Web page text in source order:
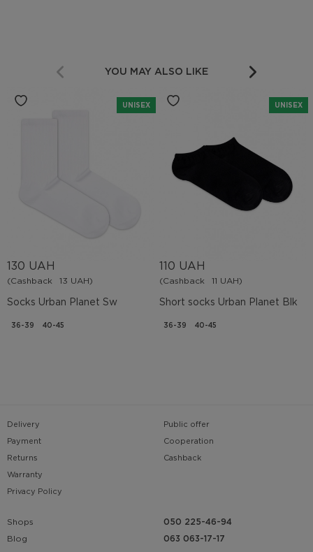
YOU MAY ALSO LIKE
UNISEX
Socks Urban Planet Sw
130 UAH
(Cashback 13 UAH)
36-39 40-45
UNISEX
Short socks Urban Planet Blk
110 UAH
(Cashback 11 UAH)
36-39 40-45
Delivery
Payment
Returns
Warranty
Privacy Policy
Public offer
Cooperation
Cashback
Shops
Blog
050 225-46-94
063 063-17-17